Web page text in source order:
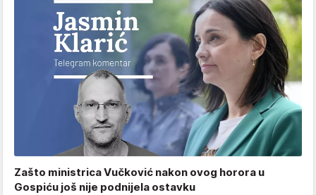
Zašto ministrica Vučković nakon ovog horora u
Gospiću još nije podnijela ostavku